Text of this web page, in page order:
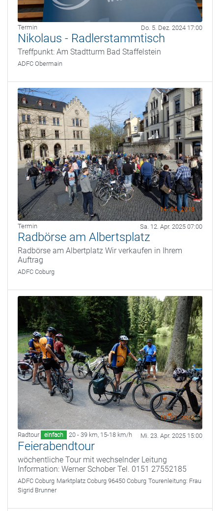
Termin Do. 5. Dez. 2024 17:00
Nikolaus - Radlerstammtisch
Treffpunkt: Am Stadtturm Bad Staffelstein
ADFC Obermain
Termin Sa. 12. Apr. 2025 07:00
Radbörse am Albertsplatz
Radbörse am Albertplatz Wir verkaufen in Ihrem
Auftrag
ADFC Coburg
Radtour einfach 20 - 39 km, 15-18 km/h Mi. 23. Apr. 2025 15:00
Feierabendtour
wöchentliche Tour mit wechselnder Leitung
Information: Werner Schober Tel. 0151 27552185
ADFC Coburg Marktplatz Coburg 96450 Coburg Tourenleitung: Frau
Sigrid Brunner